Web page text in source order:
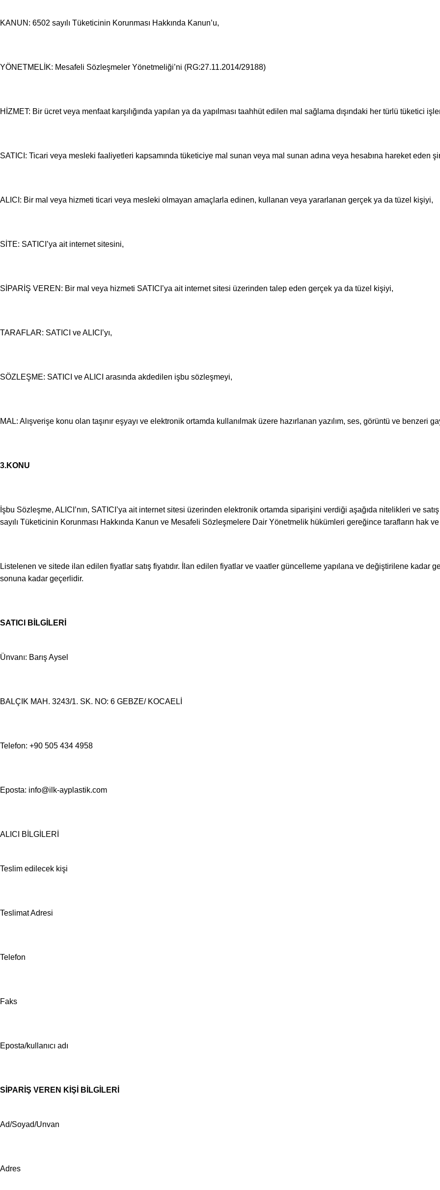
KANUN: 6502 sayılı Tüketicinin Korunması Hakkında Kanun’u,
YÖNETMELİK: Mesafeli Sözleşmeler Yönetmeliği’ni (RG:27.11.2014/29188)
HİZMET: Bir ücret veya menfaat karşılığında yapılan ya da yapılması taahhüt edilen mal sağlama dışındaki her türlü tüketici
SATICI: Ticari veya mesleki faaliyetleri kapsamında tüketiciye mal sunan veya mal sunan adına veya hesabına hareket eden
ALICI: Bir mal veya hizmeti ticari veya mesleki olmayan amaçlarla edinen, kullanan veya yararlanan gerçek ya da tüzel kişiyi,
SİTE: SATICI’ya ait internet sitesini,
SİPARİŞ VEREN: Bir mal veya hizmeti SATICI’ya ait internet sitesi üzerinden talep eden gerçek ya da tüzel kişiyi,
TARAFLAR: SATICI ve ALICI’yı,
SÖZLEŞME: SATICI ve ALICI arasında akdedilen işbu sözleşmeyi,
MAL: Alışverişe konu olan taşınır eşyayı ve elektronik ortamda kullanılmak üzere hazırlanan yazılım, ses, görüntü ve benzeri
3.KONU
İşbu Sözleşme, ALICI’nın, SATICI’ya ait internet sitesi üzerinden elektronik ortamda siparişini verdiği aşağıda nitelikleri ve
sayılı Tüketicinin Korunması Hakkında Kanun ve Mesafeli Sözleşmelere Dair Yönetmelik hükümleri gereğince tarafların hak
Listelenen ve sitede ilan edilen fiyatlar satış fiyatıdır. İlan edilen fiyatlar ve vaatler güncelleme yapılana ve değiştirilene
sonuna kadar geçerlidir.
SATICI BİLGİLERİ
Ünvanı: Barış Aysel
BALÇIK MAH. 3243/1. SK. NO: 6 GEBZE/ KOCAELİ
Telefon: +90 505 434 4958
Eposta: info@ilk-ayplastik.com
ALICI BİLGİLERİ
Teslim edilecek kişi
Teslimat Adresi
Telefon
Faks
Eposta/kullanıcı adı
SİPARİŞ VEREN KİŞİ BİLGİLERİ
Ad/Soyad/Unvan
Adres